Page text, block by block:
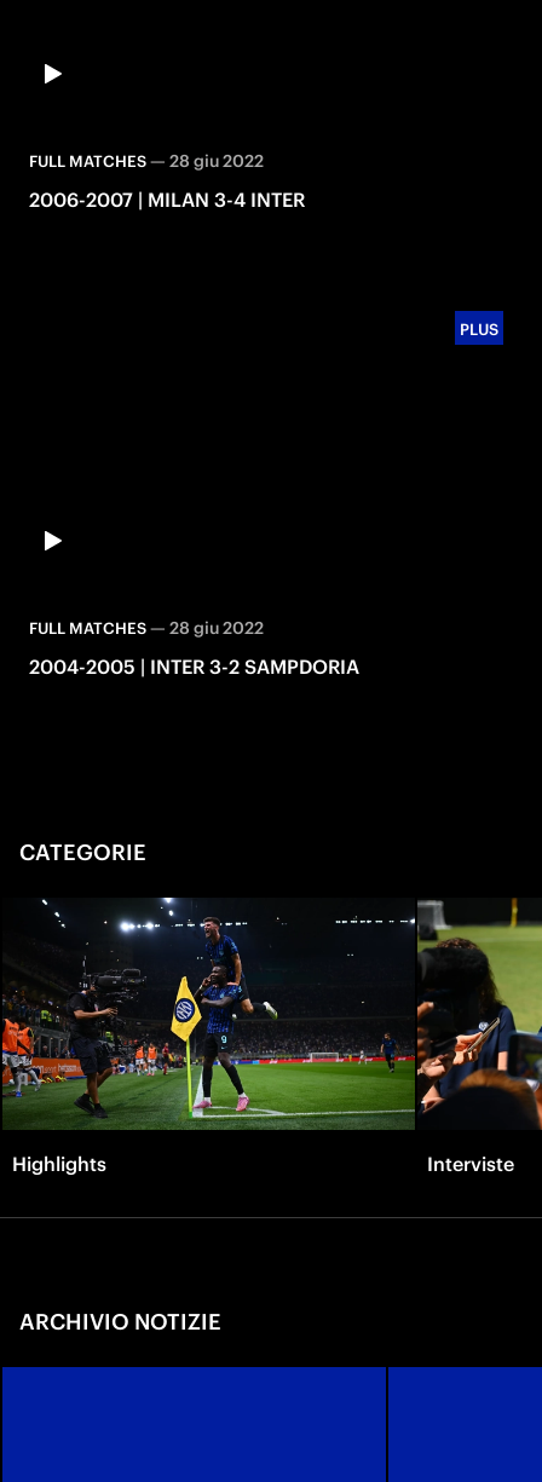
FULL MATCHES— 28 giu 2022
2006-2007 | MILAN 3-4 INTER
PLUS
FULL MATCHES— 28 giu 2022
2004-2005 | INTER 3-2 SAMPDORIA
CATEGORIE
Highlights Interviste
ARCHIVIO NOTIZIE